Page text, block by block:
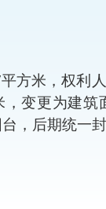
平方米，权利
，变更为建筑
，后期统一